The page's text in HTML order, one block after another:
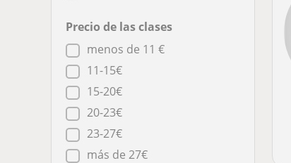
Precio de las clases
menos de 11 €
11-15€
15-20€
20-23€
23-27€
más de 27€